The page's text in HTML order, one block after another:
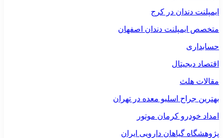
ایمپلنت دندان در کرج
متخصص ایمپلنت دندان اصفهان
حسابداری
اقتصاد دیجیتال
مقالات هلث
بهترین جراح اسلیو معده در تهران
امداد خودرو کرمان موتور
پژوهشگاه گیاهان دارویی ایران